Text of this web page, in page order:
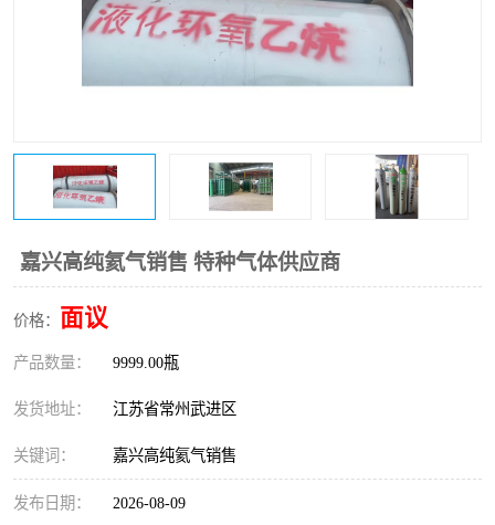
嘉兴高纯氦气销售 特种气体供应商
价格： 面议
产品数量： 9999.00瓶
发货地址： 江苏省常州武进区
关键词： 嘉兴高纯氦气销售
发布日期： 2026-08-09